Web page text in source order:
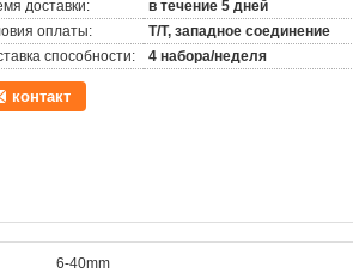
доставки:
в течение 5 дней
оплаты:
T/T, западное соединение
способности:
4 набора/неделя
контакт
6-40mm